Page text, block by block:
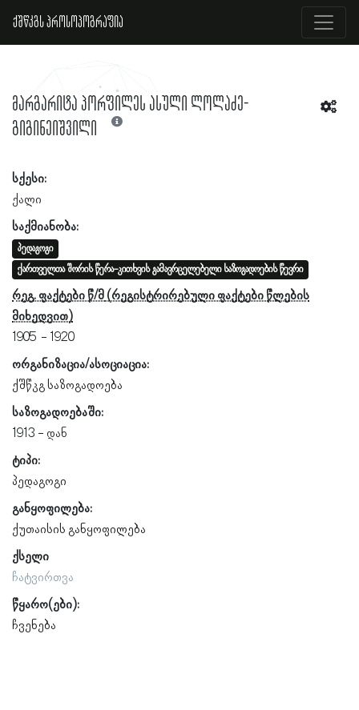
ქშწკგს პროსოპოგრაფია
მარგარიტა პორფილეს ასული ლოლაძე-
გიგინეიშვილი
სქესი:
ქალი
საქმიანობა:
პედაგოგი
ქართველთა შორის წერა-კითხვის გამავრცელებელი საზოგადოების წევრი
რეგ. ფაქტები წ/მ
1905
1920
ორგანიზაცია/ასოციაცია:
ქშწკგ საზოგადოება
საზოგადოებაში:
1913
ტიპი:
პედაგოგი
განყოფილება:
ქუთაისის განყოფილება
ქსელი
ჩატვირთვა
წყარო(ები):
ჩვენება